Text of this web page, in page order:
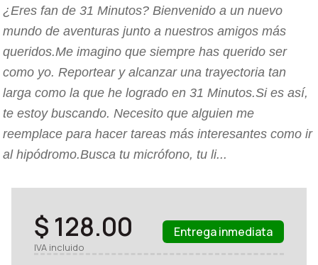
¿Eres fan de 31 Minutos? Bienvenido a un nuevo
mundo de aventuras junto a nuestros amigos más
queridos.Me imagino que siempre has querido ser
como yo. Reportear y alcanzar una trayectoria tan
larga como la que he logrado en 31 Minutos.Si es así,
te estoy buscando. Necesito que alguien me
reemplace para hacer tareas más interesantes como ir
al hipódromo.Busca tu micrófono, tu li...
$ 128.00
IVA incluido
Entrega inmediata